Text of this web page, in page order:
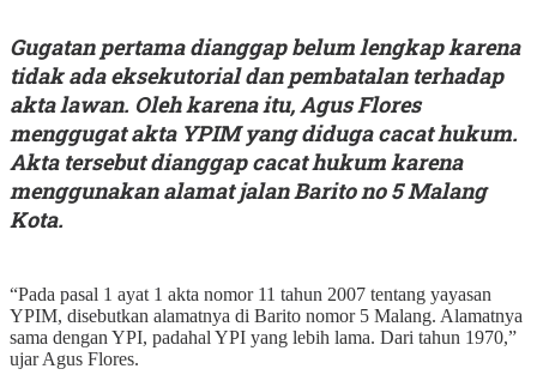
Gugatan pertama dianggap belum lengkap karena
tidak ada eksekutorial dan pembatalan terhadap
akta lawan. Oleh karena itu, Agus Flores
menggugat akta YPIM yang diduga cacat hukum.
Akta tersebut dianggap cacat hukum karena
menggunakan alamat jalan Barito no 5 Malang
Kota.
“Pada pasal 1 ayat 1 akta nomor 11 tahun 2007 tentang yayasan
YPIM, disebutkan alamatnya di Barito nomor 5 Malang. Alamatnya
sama dengan YPI, padahal YPI yang lebih lama. Dari tahun 1970,”
ujar Agus Flores.